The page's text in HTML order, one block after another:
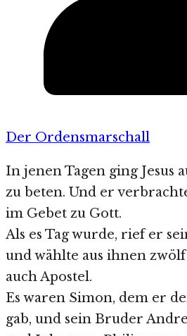
Der Ordensmarschall
In jenen Tagen ging Jesus
zu beten. Und er
im Gebet zu Gott.
Als es Tag wurde, rief er
und wählte aus ihnen
auch Apostel.
Es waren Simon, dem er
gab, und sein Bruder